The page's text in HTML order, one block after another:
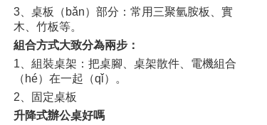
3、桌板（bǎn）部分：常用三聚氫胺板、實
木、竹板等。
組合方式大致分為兩步：
1、組裝桌架：把桌腳、桌架散件、電機組合
（hé）在一起（qǐ）。
2、固定桌板
升降式辦公桌好嗎